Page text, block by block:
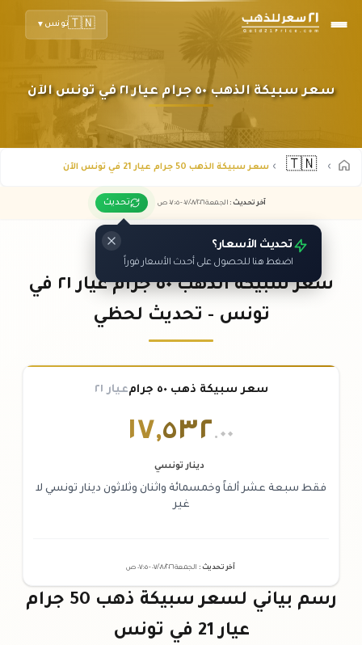
🇹🇳تونس ▼
سعر سبيكة الذهب ٥٠ جرام عيار ٢١ في تونس الآن
🇹🇳 سعر سبيكة الذهب 50 جرام عيار 21 في تونس الآن
آخر تحديث : الجمعة ٠٧ /٠٨/٢٠٢٦ - ٠٧:٠٥ ص تحديث
تحديث الأسعار؟
اضغط هنا للحصول على أحدث الأسعار فوراً
سعر سبيكة الذهب ٥٠ جرام عيار ٢١ في
تونس - تحديث لحظي
سعر سبيكة ذهب ٥٠ جرام عيار ٢١
١٧,٥٣٢.٠٠
دينار تونسي
فقط سبعة عشر ألفاً وخمسمائة واثنان وثلاثون دينار تونسي لا
غير
آخر تحديث : الجمعة ٠٧ /٠٨/٢٠٢٦ - ٠٧:٠٥ ص
رسم بياني لسعر سبيكة ذهب 50 جرام
عيار 21 في تونس